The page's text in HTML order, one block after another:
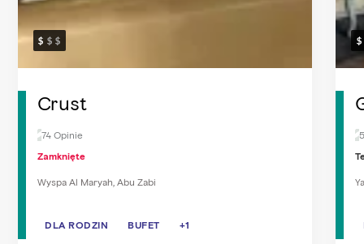
Crust
74 Opinie
Zamknięte
Wyspa Al Maryah, Abu Zabi
DLA RODZIN BUFET ŚNIADANIE
DLA RODZIN BUFET +1